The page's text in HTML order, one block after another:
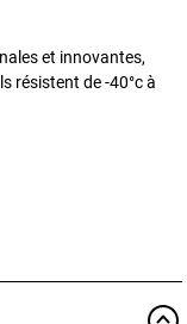
et innovantes,
résistent de -40°c à